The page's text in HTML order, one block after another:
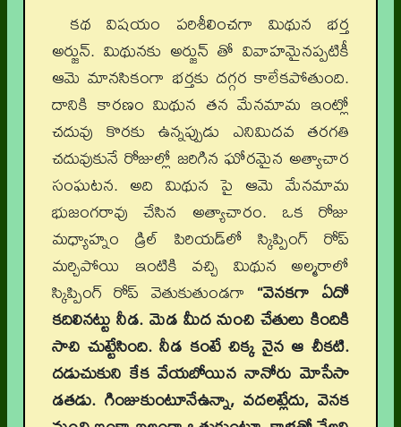
కథ విషయం పరిశీలించగా మిథున భర్త
అర్జున్. మిథునకు అర్జున్ తో వివాహమైనప్పటికీ
ఆమె మానసికంగా భర్తకు దగ్గర కాలేకపోతుంది.
దానికి కారణం మిథున తన మేనమామ ఇంట్లో
చదువు కొరకు ఉన్నప్పుడు ఎనిమిదవ తరగతి
చదువుకునే రోజుల్లో జరిగిన ఘోరమైన అత్యాచార
సంఘటన. అది మిథున పై ఆమె మేనమామ
భుజంగరావు చేసిన అత్యాచారం. ఒక రోజు
మధ్యాహ్నం డ్రిల్ పిరియడ్‌లో స్కిప్పింగ్ రోప్
మర్చిపోయి ఇంటికి వచ్చి మిథున అల్మరాలో
స్కిప్పింగ్ రోప్ వెతుకుతుండగా “వెనకగా ఏదో
కదిలినట్టు నీడ. మెడ మీద నుంచి చేతులు కిందికి
సాచి చుట్టేసింది. నీడ కంటే చిక్క నైన ఆ చీకటి.
దడుచుకుని కేక వేయబోయిన నానోరు మోసేసా
డతడు. గింజుకుంటూనేఉన్నా, వదలట్లేదు, వెనక